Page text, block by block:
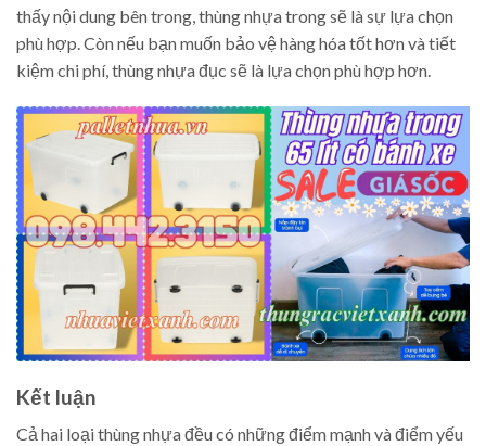
thấy nội dung bên trong, thùng nhựa trong sẽ là sự lựa chọn
phù hợp. Còn nếu bạn muốn bảo vệ hàng hóa tốt hơn và tiết
kiệm chi phí, thùng nhựa đục sẽ là lựa chọn phù hợp hơn.
Kết luận
Cả hai loại thùng nhựa đều có những điểm mạnh và điểm yếu